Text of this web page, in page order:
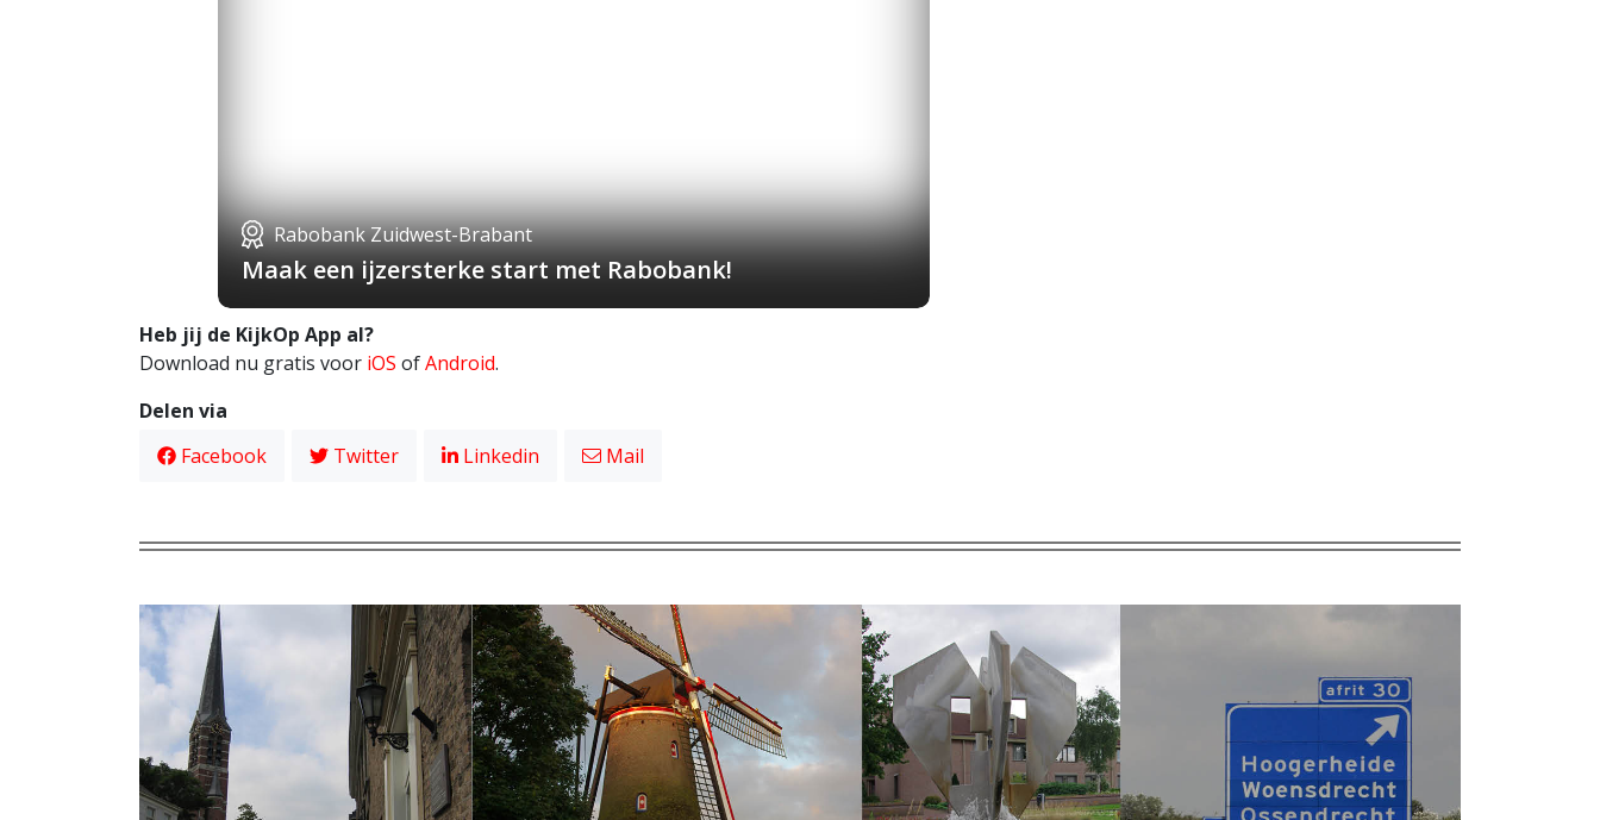
Rabobank Zuidwest-Brabant
Maak een ijzersterke start met Rabobank!
Heb jij de KijkOp App al?
Download nu gratis voor iOS ofAndroid.
Delen via
Facebook
Twitter Linkedin Mail